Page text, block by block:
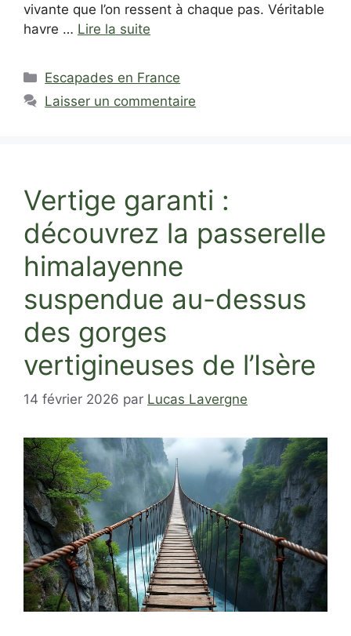
vivante que l’on ressent à chaque pas. Véritable
havre … Lire la suite
Catégories
Escapades en France
Laisser un commentaire
Vertige garanti :
découvrez la passerelle
himalayenne
suspendue au-dessus
des gorges
vertigineuses de l’Isère
14 février 2026 par Lucas Lavergne